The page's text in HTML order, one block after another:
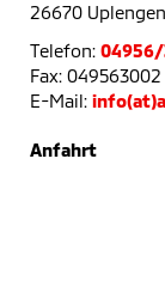
26670
Telefon: 04956/
Fax: 049563002
E-Mail:
Anfahrt